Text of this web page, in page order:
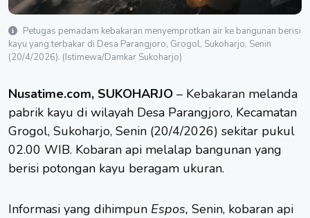
Petugas pemadam kebakaran menyemprotkan air ke bangunan berisi
kayu yang terbakar di Desa Parangjoro, Grogol, Sukoharjo, Senin
(20/4/2026). (Istimewa/Damkar Sukoharjo)
Nusatime.com, SUKOHARJO – Kebakaran melanda
pabrik kayu di wilayah Desa Parangjoro, Kecamatan
Grogol, Sukoharjo, Senin (20/4/2026) sekitar pukul
02.00 WIB. Kobaran api melalap bangunan yang
berisi potongan kayu beragam ukuran.
Informasi yang dihimpun Espos, Senin, kobaran api